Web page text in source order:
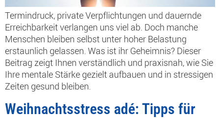
Termindruck, private Verpflichtungen und dauernde
Erreichbarkeit verlangen uns viel ab. Doch manche
Menschen bleiben selbst unter hoher Belastung
erstaunlich gelassen. Was ist ihr Geheimnis? Dieser
Beitrag zeigt Ihnen verständlich und praxisnah, wie Sie
Ihre mentale Stärke gezielt aufbauen und in stressigen
Zeiten gesund bleiben.
Weihnachtsstress adé: Tipps für